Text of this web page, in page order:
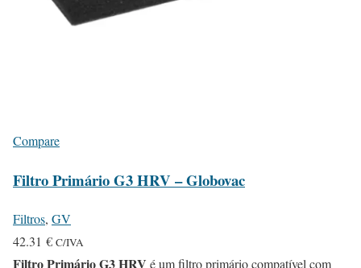
Compare
Filtro Primário G3 HRV – Globovac
Filtros, GV
42.31 € C/IVA
Filtro Primário G3 HRV é um filtro primário compatível com